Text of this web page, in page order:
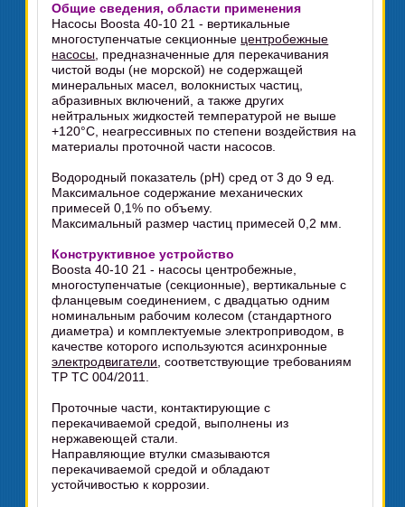
Общие сведения, области применения
Насосы Boosta 40-10 21 - вертикальные
многоступенчатые секционные центробежные
насосы , предназначенные для перекачивания
чистой воды (не морской) не содержащей
минеральных масел, волокнистых частиц,
абразивных включений, а также других
нейтральных жидкостей температурой не выше
+120°C, неагрессивных по степени воздействия на
материалы проточной части насосов.
Водородный показатель (pH) сред от 3 до 9 ед.
Максимальное содержание механических
примесей 0,1% по объему.
Максимальный размер частиц примесей 0,2 мм.
Конструктивное устройство
Boosta 40-10 21 - насосы центробежные,
многоступенчатые (секционные), вертикальные с
фланцевым соединением, с двадцатью одним
номинальным рабочим колесом (стандартного
диаметра) и комплектуемые электроприводом, в
качестве которого используются асинхронные
электродвигатели , соответствующие требованиям
ТР ТС 004/2011.
Проточные части, контактирующие с
перекачиваемой средой, выполнены из
нержавеющей стали.
Направляющие втулки смазываются
перекачиваемой средой и обладают
устойчивостью к коррозии.